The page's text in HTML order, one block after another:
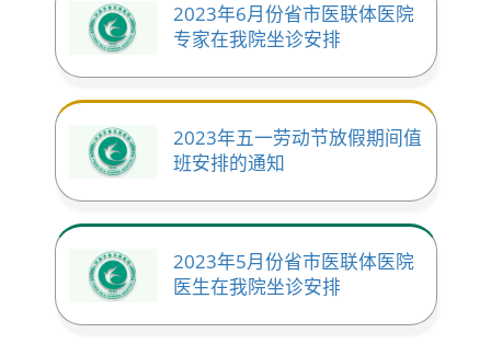
2023年6月份省市医联体医院
专家在我院坐诊安排
2023年五一劳动节放假期间值
班安排的通知
2023年5月份省市医联体医院
医生在我院坐诊安排